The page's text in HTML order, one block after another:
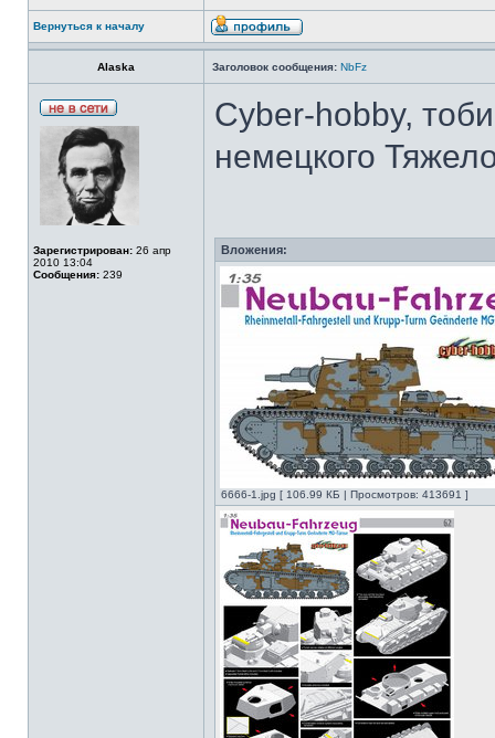
Вернуться к началу
Alaska Заголовок сообщения: NbFz
Зарегистрирован: 26 апр
2010 13:04
Сообщения: 239
Cyber-hobby,
немецкого
Вложения:
6666-1.jpg [ 106.99 КБ | Просмотров: 413691 ]